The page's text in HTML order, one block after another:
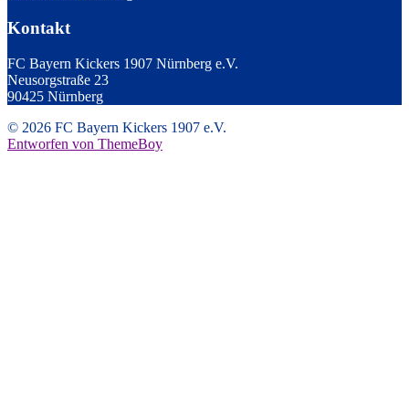
Kontakt
FC Bayern Kickers 1907 Nürnberg e.V.
Neusorgstraße 23
90425 Nürnberg
© 2026 FC Bayern Kickers 1907 e.V.
Entworfen von ThemeBoy